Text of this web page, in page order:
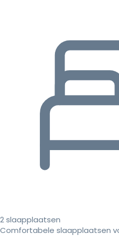
2 slaapplaatsen
Comfortabele slaapplaatsen